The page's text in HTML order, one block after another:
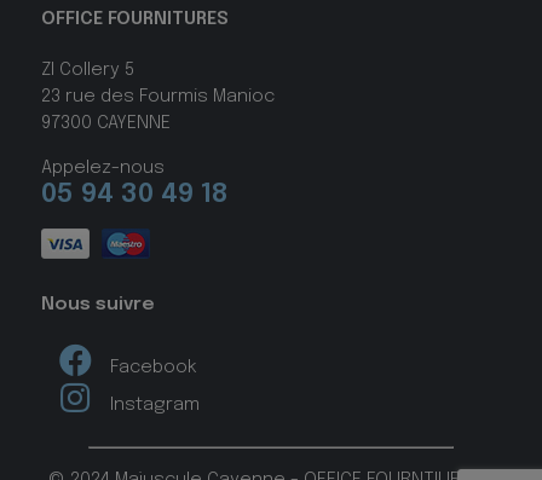
OFFICE FOURNITURES
ZI Collery 5
23 rue des Fourmis Manioc
97300 CAYENNE
Appelez-nous
05 94 30 49 18
Nous suivre
Facebook
Instagram